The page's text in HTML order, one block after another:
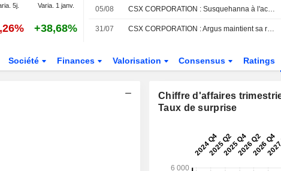
5j. Varia. 1 janv.
+38,68%
05/08 CSX CORPORATION : Susquehanna à l'achat
31/07 CSX CORPORATION : Argus maintient sa recommandation à l'achat
Société Finances Valorisation Consensus Ratings
Chiffre d'affaires
Taux de surprise